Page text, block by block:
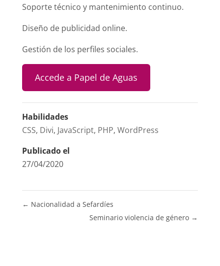
Soporte técnico y mantenimiento continuo.
Diseño de publicidad online.
Gestión de los perfiles sociales.
Accede a Papel de Aguas
Habilidades
CSS, Divi, JavaScript, PHP, WordPress
Publicado el
27/04/2020
← Nacionalidad a Sefardíes
Seminario violencia de género →